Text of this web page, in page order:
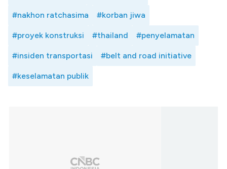
#nakhon ratchasima #korban jiwa
#proyek konstruksi #thailand #penyelamatan
#insiden transportasi #belt and road initiative
#keselamatan publik